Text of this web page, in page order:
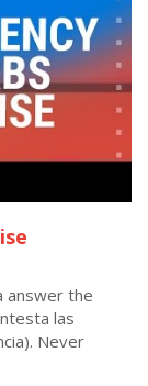
answer the
las
Never